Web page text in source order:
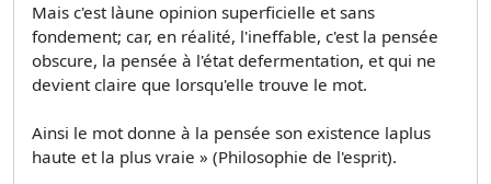
Mais c'est làune opinion superficielle et sans
fondement; car, en réalité, l'ineffable, c'est la pensée
obscure, la pensée à l'état defermentation, et qui ne
devient claire que lorsqu'elle trouve le mot.
Ainsi le mot donne à la pensée son existence laplus
haute et la plus vraie » (Philosophie de l'esprit).